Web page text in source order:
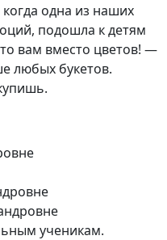
одна из наших
подошла к детям
вам вместо цветов! —
любых букетов.
ученикам.